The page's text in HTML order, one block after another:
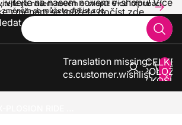
na našem novém e-shopu! Více informací
změnám se můžete dočíst zde.
vítejte na našem novém e-shopu! Více
změnám se můžete dočíst zde.
Translation missing:
cs.customer.wishlist
V
0